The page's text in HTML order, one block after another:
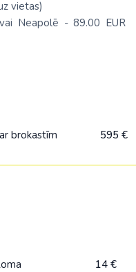
vietas)
Neapolē - 89.00 EUR
brokastīm
595 €
14 €